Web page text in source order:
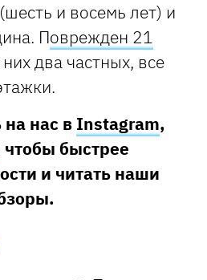
и восемь лет) и
Поврежден 21
два частных, все
нас в Instagram,
чтобы быстрее
и читать наши